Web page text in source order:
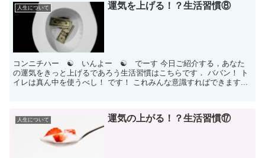
人生について 運気を上げる！？生活習慣⑧
コンニチハー ☯ いんよー ☯ でーす 今日ご紹介する，あなた
の運気をきっと上げるであろう生活習慣はこちらです． ババン！ ト
イレは真ん中を使うべし！ です！ これみんな意識すればできます...
人生について 運気の上がる！？生活習慣⑰